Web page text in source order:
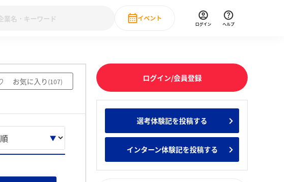
みんなの新卒就職人気企業ランキング みんなのインターン人気企業ランキ
28卒 IT・DX現場社員インタビュー
イベント
直近のイベント一覧
ログイン ヘルプ
お気に入り (107)
ログイン/会員登録
選考体験記を投稿する
インターン体験記を投稿する